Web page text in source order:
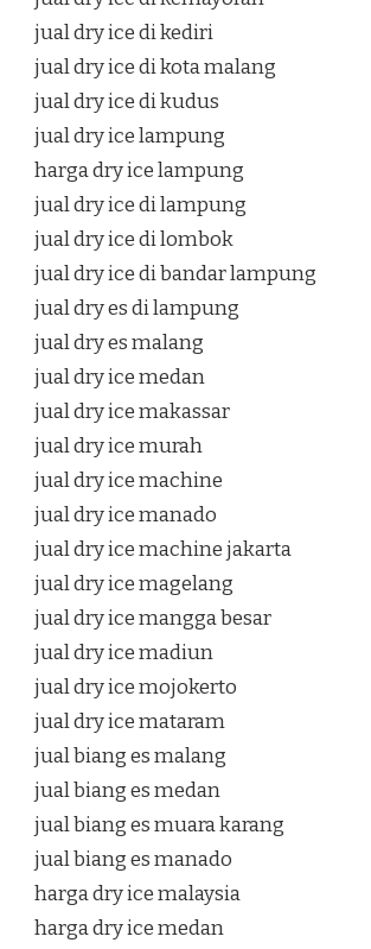
jual dry ice di kediri
jual dry ice di kota malang
jual dry ice di kudus
jual dry ice lampung
harga dry ice lampung
jual dry ice di lampung
jual dry ice di lombok
jual dry ice di bandar lampung
jual dry es di lampung
jual dry es malang
jual dry ice medan
jual dry ice makassar
jual dry ice murah
jual dry ice machine
jual dry ice manado
jual dry ice machine jakarta
jual dry ice magelang
jual dry ice mangga besar
jual dry ice madiun
jual dry ice mojokerto
jual dry ice mataram
jual biang es malang
jual biang es medan
jual biang es muara karang
jual biang es manado
harga dry ice malaysia
harga dry ice medan